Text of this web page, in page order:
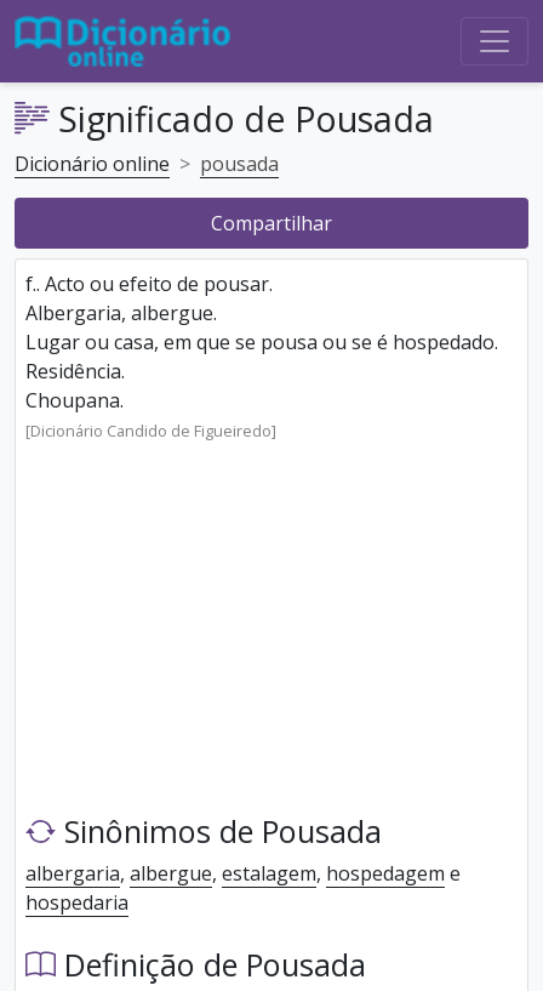
Significado de Pousada
Dicionário online pousada
Compartilhar
f.. Acto ou efeito de pousar.
Albergaria, albergue.
Lugar ou casa, em que se pousa ou se é hospedado.
Residência.
Choupana.
[Dicionário Candido de Figueiredo]
Sinônimos de Pousada
albergaria, albergue, estalagem, hospedagem e
hospedaria
Definição de Pousada